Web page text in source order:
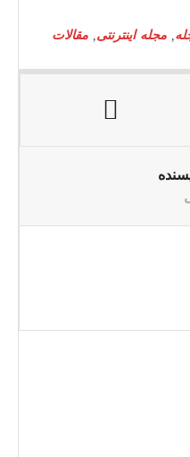
مجله اینترنتی مقالات